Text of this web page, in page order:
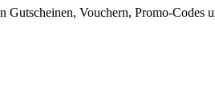
Vouchern, Promo-